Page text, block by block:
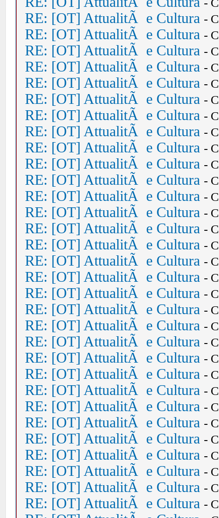
-
RE: [OT] AttualitÃ e Cultura -
RE: [OT] AttualitÃ e Cultura -
RE: [OT] AttualitÃ e Cultura -
RE: [OT] AttualitÃ e Cultura -
RE: [OT] AttualitÃ e Cultura -
RE: [OT] AttualitÃ e Cultura -
RE: [OT] AttualitÃ e Cultura -
RE: [OT] AttualitÃ e Cultura -
RE: [OT] AttualitÃ e Cultura -
RE: [OT] AttualitÃ e Cultura -
RE: [OT] AttualitÃ e Cultura -
RE: [OT] AttualitÃ e Cultura -
RE: [OT] AttualitÃ e Cultura -
RE: [OT] AttualitÃ e Cultura -
RE: [OT] AttualitÃ e Cultura -
RE: [OT] AttualitÃ e Cultura -
RE: [OT] AttualitÃ e Cultura -
RE: [OT] AttualitÃ e Cultura -
RE: [OT] AttualitÃ e Cultura -
RE: [OT] AttualitÃ e Cultura -
RE: [OT] AttualitÃ e Cultura -
RE: [OT] AttualitÃ e Cultura -
RE: [OT] AttualitÃ e Cultura -
RE: [OT] AttualitÃ e Cultura -
RE: [OT] AttualitÃ e Cultura -
RE: [OT] AttualitÃ e Cultura -
RE: [OT] AttualitÃ e Cultura -
RE: [OT] AttualitÃ e Cultura -
RE: [OT] AttualitÃ e Cultura -
RE: [OT] AttualitÃ e Cultura -
RE: [OT] AttualitÃ e Cultura -